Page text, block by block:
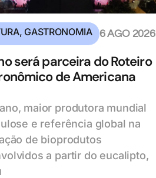
, GASTRONOMIA 6 AGO 2026
será parceira do Roteiro
de Americana
maior produtora mundial
e referência global na
de bioprodutos
a partir do eucalipto,